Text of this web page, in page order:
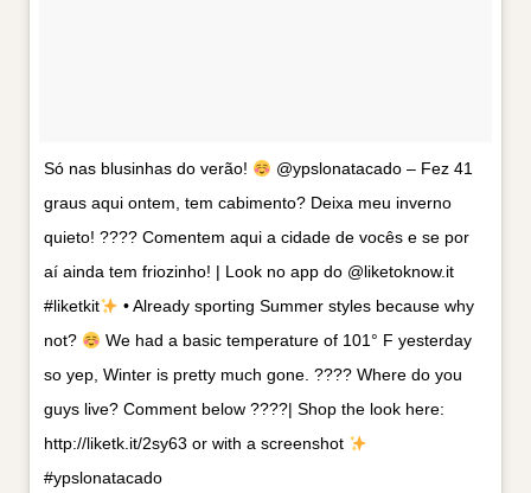
Só nas blusinhas do verão!
@ypslonatacado – Fez 41
graus aqui ontem, tem cabimento? Deixa meu inverno
quieto! ???? Comentem aqui a cidade de vocês e se por
aí ainda tem friozinho! | Look no app do @liketoknow.it
#liketkit
• Already sporting Summer styles because why
not?
We had a basic temperature of 101° F yesterday
so yep, Winter is pretty much gone. ???? Where do you
guys live? Comment below ????| Shop the look here:
http://liketk.it/2sy63 or with a screenshot
#ypslonatacado